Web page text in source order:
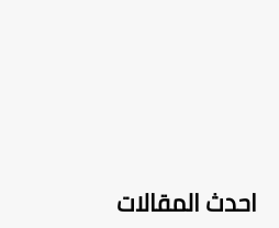
احدث المقالات